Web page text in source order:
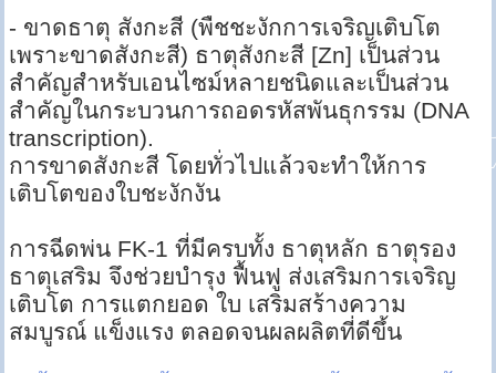
- ขาดธาตุ สังกะสี (พืชชะงักการเจริญเติบโต
เพราะขาดสังกะสี) ธาตุสังกะสี [Zn] เป็นส่วน
สำคัญสำหรับเอนไซม์หลายชนิดและเป็นส่วน
สำคัญในกระบวนการถอดรหัสพันธุกรรม (DNA
transcription).
การขาดสังกะสี โดยทั่วไปแล้วจะทำให้การ
เติบโตของใบชะงักงัน
การฉีดพ่น FK-1 ที่มีครบทั้ง ธาตุหลัก ธาตุรอง
ธาตุเสริม จึงช่วยบำรุง ฟื้นฟู ส่งเสริมการเจริญ
เติบโต การแตกยอด ใบ เสริมสร้างความ
สมบูรณ์ แข็งแรง ตลอดจนผลผลิตที่ดีขึ้น